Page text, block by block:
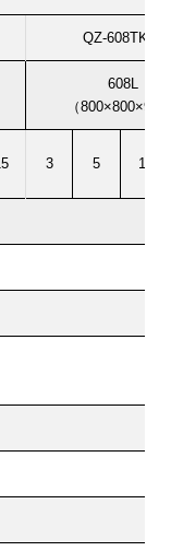
QZ-608TK/G
608L
（800×800×950
3 5 10